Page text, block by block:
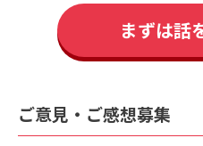
まずは話
ご意見・ご感想募集